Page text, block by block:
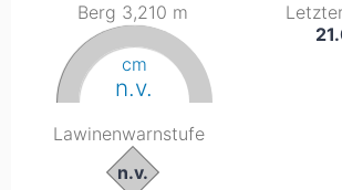
Berg 3,210 m
cm
n.v.
Lawinenwarnstufe
n.v.